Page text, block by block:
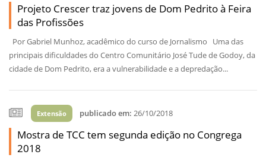
Projeto Crescer traz jovens de Dom Pedrito à Feira
das Profissões
Por Gabriel Munhoz, acadêmico do curso de Jornalismo Uma das
principais dificuldades do Centro Comunitário José Tude de Godoy, da
cidade de Dom Pedrito, era a vulnerabilidade e a depredação...
Extensão publicado em: 26/10/2018
Mostra de TCC tem segunda edição no Congrega
2018